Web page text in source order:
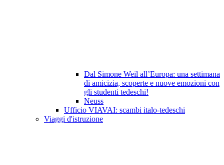
Dal Simone Weil all’Europa: una settimana
di amicizia, scoperte e nuove emozioni con
gli studenti tedeschi!
Neuss
Ufficio VIAVAI: scambi italo-tedeschi
Viaggi d'istruzione